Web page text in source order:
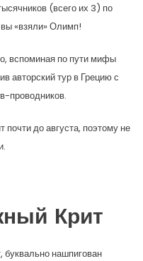
(всего их 3) по
«взяли» Олимп!
вспоминая по пути мифы
авторский тур в Грецию с
проводников.
до августа, поэтому не
Крит
буквально нашпигован